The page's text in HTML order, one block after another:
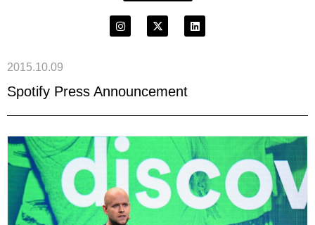
2015.10.09
Spotify Press Announcement